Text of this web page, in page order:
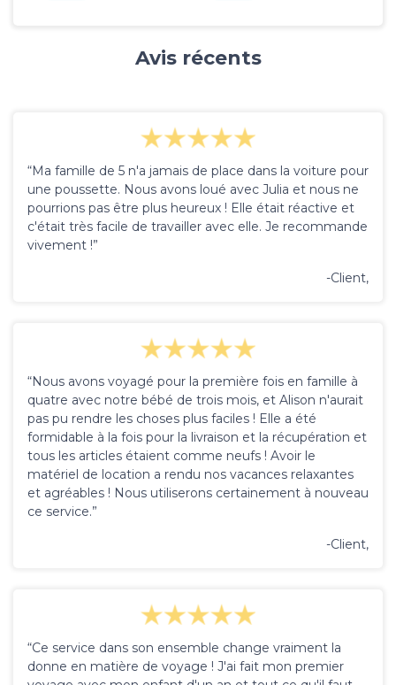
Avis récents
“Ma famille de 5 n'a jamais de place dans la voiture pour
une poussette. Nous avons loué avec Julia et nous ne
pourrions pas être plus heureux ! Elle était réactive et
c'était très facile de travailler avec elle. Je recommande
vivement !”
-Client,
“Nous avons voyagé pour la première fois en famille à
quatre avec notre bébé de trois mois, et Alison n'aurait
pas pu rendre les choses plus faciles ! Elle a été
formidable à la fois pour la livraison et la récupération et
tous les articles étaient comme neufs ! Avoir le
matériel de location a rendu nos vacances relaxantes
et agréables ! Nous utiliserons certainement à nouveau
ce service.”
-Client,
“Ce service dans son ensemble change vraiment la
donne en matière de voyage ! J'ai fait mon premier